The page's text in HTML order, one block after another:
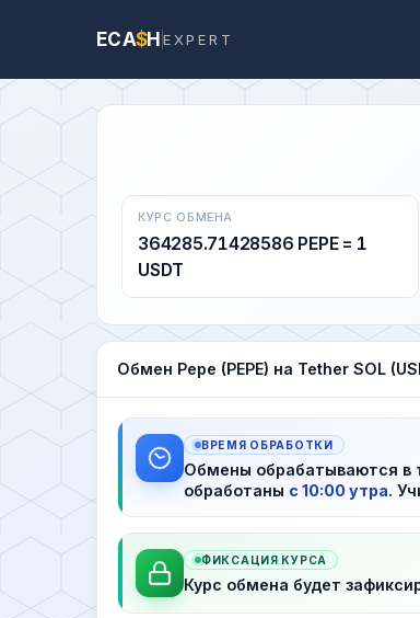
ECA$HEXPERT
КУРС ОБМЕНА
364285.71428586 PEPE = 1
USDT
Обмен Pepe (PEPE) на Tether SOL
ВРЕМЯ ОБРАБОТКИ
Обмены обрабатываются в
обработаны с 10:00 утра.
ФИКСАЦИЯ КУРСА
Курс обмена будет